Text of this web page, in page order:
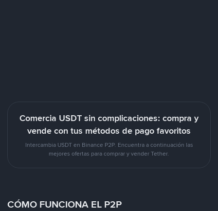
Comercia USDT sin complicaciones: compra y
vende con tus métodos de pago favoritos
Intercambia USDT en Binance P2P. Encuentra a continuación las
mejores ofertas para comprar y vender Tether.
CÓMO FUNCIONA EL P2P